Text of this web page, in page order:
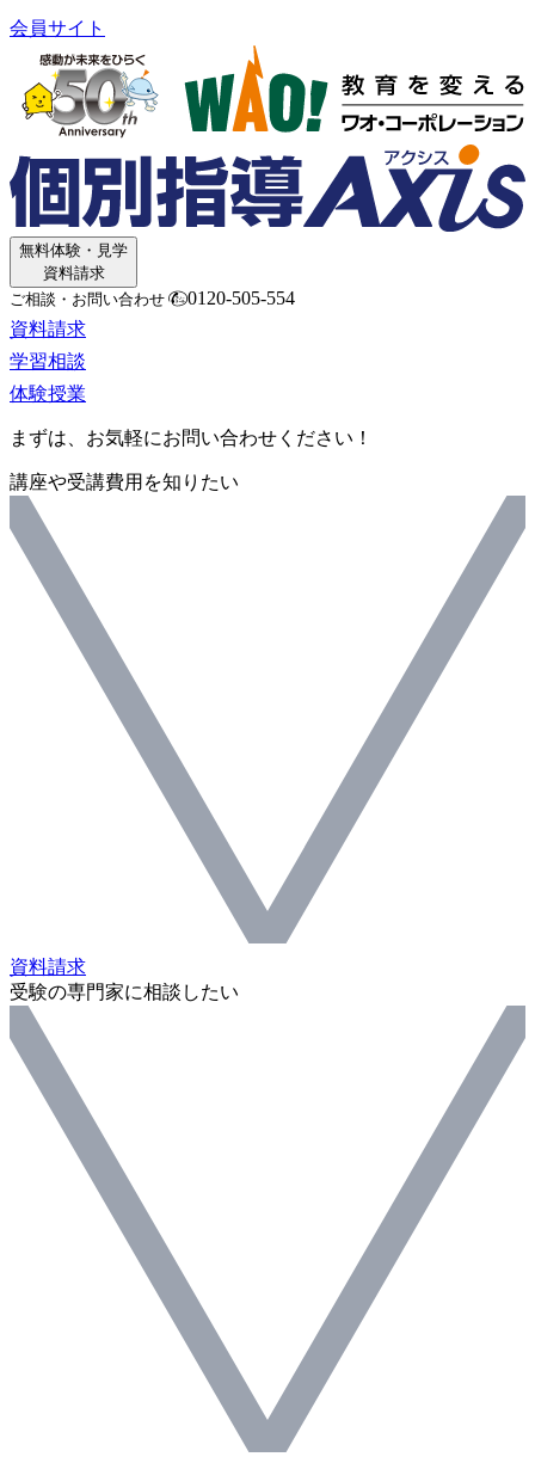
会員サイト
無料体験・見学
資料請求
ご相談・お問い合わせ
0120-505-554
資料請求
学習相談
体験授業
まずは、お気軽にお問い合わせください！
講座や受講費用を知りたい
資料請求
受験の専門家に相談したい